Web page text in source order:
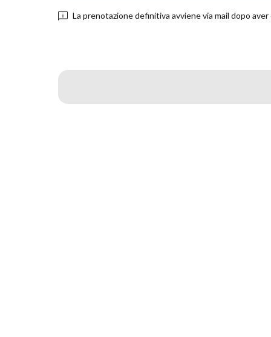
La prenotazione definitiva avviene via mail dopo